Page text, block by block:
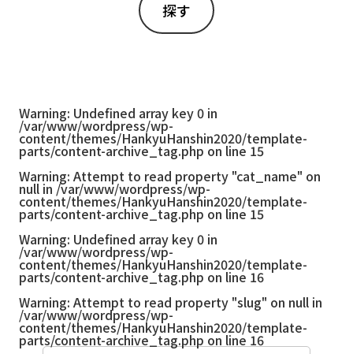
Warning: Undefined array key 0 in
/var/www/wordpress/wp-
content/themes/HankyuHanshin2020/template-
parts/content-archive_tag.php on line 15
Warning: Attempt to read property "cat_name" on
null in /var/www/wordpress/wp-
content/themes/HankyuHanshin2020/template-
parts/content-archive_tag.php on line 15
Warning: Undefined array key 0 in
/var/www/wordpress/wp-
content/themes/HankyuHanshin2020/template-
parts/content-archive_tag.php on line 16
Warning: Attempt to read property "slug" on null in
/var/www/wordpress/wp-
content/themes/HankyuHanshin2020/template-
parts/content-archive_tag.php on line 16